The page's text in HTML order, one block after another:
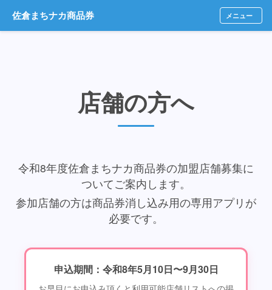
佐倉まちナカ商品券 メニュー
店舗の方へ
令和8年度佐倉まちナカ商品券の加盟店舗募集に
ついてご案内します。
参加店舗の方は商品券消し込み用の専用アプリが
必要です。
申込期間：令和8年5月10日〜9月30日